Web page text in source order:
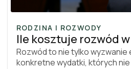
RODZINA I ROZWODY
Ile kosztuje rozwód
Rozwód to nie tylko
konkretne wydatki, których nie